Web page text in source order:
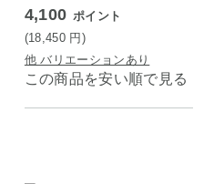
4,100 ポイント
(18,450 円)
他 バリエーションあり
この商品を安い順で見る